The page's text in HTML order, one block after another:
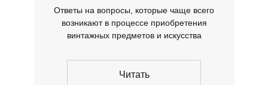
Ответы на вопросы, которые чаще всего
возникают в процессе приобретения
винтажных предметов и искусства
Читать